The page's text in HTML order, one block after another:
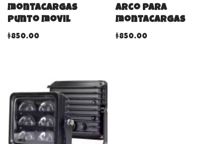
montacargas
punto movil
$850.00
arco para
montacargas
$850.00